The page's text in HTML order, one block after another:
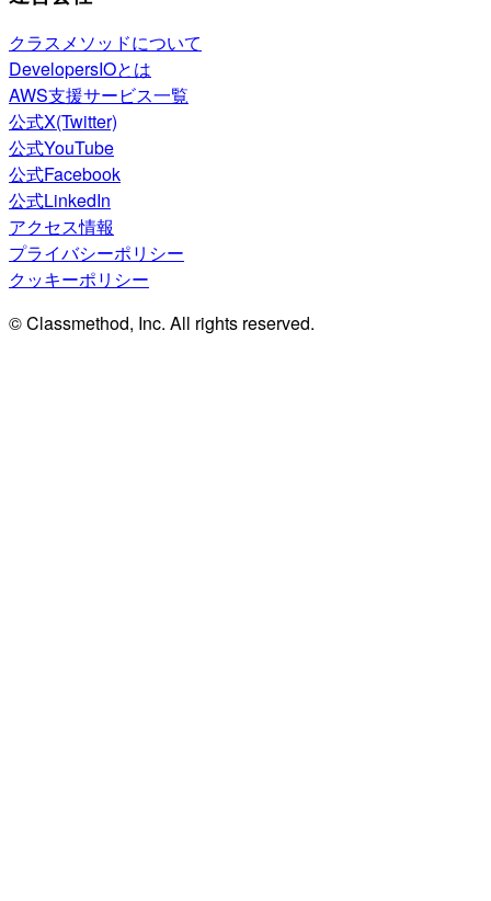
クラスメソッドについて
DevelopersIOとは
AWS支援サービス一覧
公式X(Twitter)
公式YouTube
公式Facebook
公式LinkedIn
アクセス情報
プライバシーポリシー
クッキーポリシー
© Classmethod, Inc. All rights reserved.